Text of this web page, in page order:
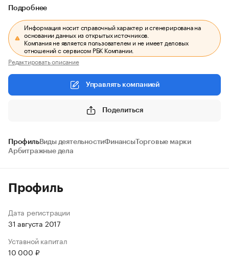
Подробнее
Информация носит справочный характер и сгенерирована на
основании данных из открытых источников.
Компания не является пользователем и не имеет деловых
отношений с сервисом РБК Компании.
Редактировать описание
Управлять компанией
Поделиться
ПрофильВиды деятельностиФинансыТорговые марки
Арбитражные дела
Профиль
Дата регистрации
31 августа 2017
Уставной капитал
10 000 ₽